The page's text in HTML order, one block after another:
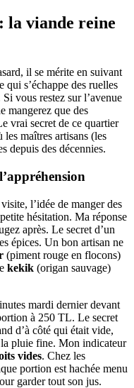
la viande reine
il se mérite en suivant
qui s’échappe des ruelles
Si vous restez sur l’avenue
mangerez que des
vrai secret de ce quartier
les maîtres artisans (les
depuis des décennies.
l’idée de manger des
hésitation. Ma réponse
après. Le secret d’un
épices. Un bon artisan ne
(piment rouge en flocons)
kekik (origan sauvage)
mardi dernier devant
à 250 TL. Le secret
d’à côté qui était vide,
la pluie fine. Mon indicateur
vides. Chez les
portion est hachée menu
garder tout son jus.